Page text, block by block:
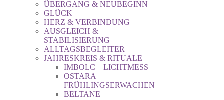
ÜBERGANG & NEUBEGINN
GLÜCK
HERZ & VERBINDUNG
AUSGLEICH &
STABILISIERUNG
ALLTAGSBEGLEITER
JAHRESKREIS & RITUALE
IMBOLC – LICHTMESS
OSTARA –
FRÜHLINGSERWACHEN
BELTANE –